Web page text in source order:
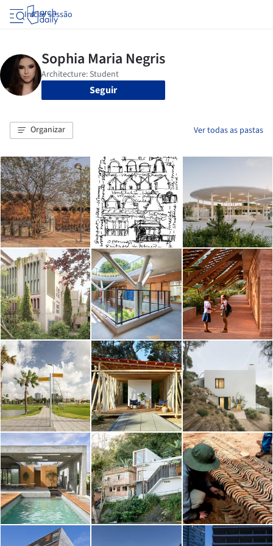
Iniciar sessão
Seguir
Organizar Ver todas as pastas